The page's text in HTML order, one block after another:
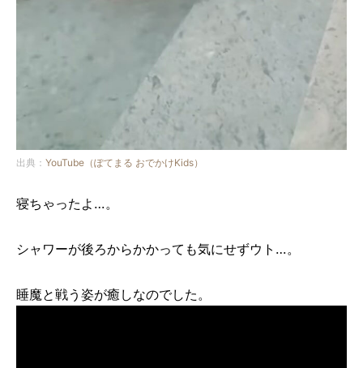
出典： YouTube（ぽてまる おでかけKids）
寝ちゃったよ…。
シャワーが後ろからかかっても気にせずウト…。
睡魔と戦う姿が癒しなのでした。